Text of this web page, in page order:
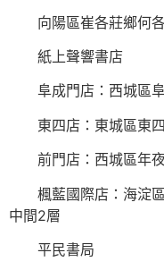
向陽區崔各莊鄉何
紙上聲響書店
阜成門店：西城區
東四店：東城區東
前門店：西城區年
楓藍國際店：海淀
中間2層
平民書局